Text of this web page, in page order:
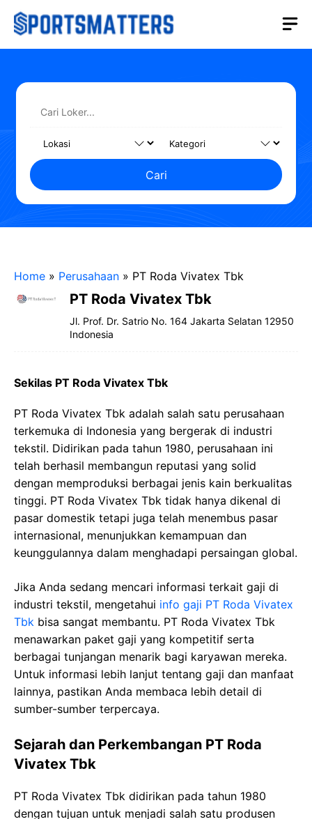
Langsung
Cari
Home » Perusahaan » PT Roda Vivatex Tbk
PT Roda Vivatex Tbk
Jl. Prof. Dr. Satrio No. 164 Jakarta Selatan 12950
Indonesia
Sekilas PT Roda Vivatex Tbk
PT Roda Vivatex Tbk adalah salah satu perusahaan
terkemuka di Indonesia yang bergerak di industri
tekstil. Didirikan pada tahun 1980, perusahaan ini
telah berhasil membangun reputasi yang solid
dengan memproduksi berbagai jenis kain berkualitas
tinggi. PT Roda Vivatex Tbk tidak hanya dikenal di
pasar domestik tetapi juga telah menembus pasar
internasional, menunjukkan kemampuan dan
keunggulannya dalam menghadapi persaingan global.
Jika Anda sedang mencari informasi terkait gaji di
industri tekstil, mengetahui info gaji PT Roda Vivatex
Tbk bisa sangat membantu. PT Roda Vivatex Tbk
menawarkan paket gaji yang kompetitif serta
berbagai tunjangan menarik bagi karyawan mereka.
Untuk informasi lebih lanjut tentang gaji dan manfaat
lainnya, pastikan Anda membaca lebih detail di
sumber-sumber terpercaya.
Sejarah dan Perkembangan PT Roda
Vivatex Tbk
PT Roda Vivatex Tbk didirikan pada tahun 1980
dengan tujuan untuk menjadi salah satu produsen